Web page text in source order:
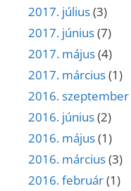
2017. július(3)
2017. június(7)
2017. május(4)
2017. március(1)
2016. szeptember
2016. június(2)
2016. május(1)
2016. március(3)
2016. február(1)